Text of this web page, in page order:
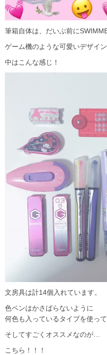
筆箱自体は、だいぶ前に
ゲーム機のような可愛いデザイ
中はこんな感じ！
文房具は計14個入れています。
色ペンはかさばらないように
何色も入っているタイプを使って
そしてすごくオススメなのが…
こちら！！！